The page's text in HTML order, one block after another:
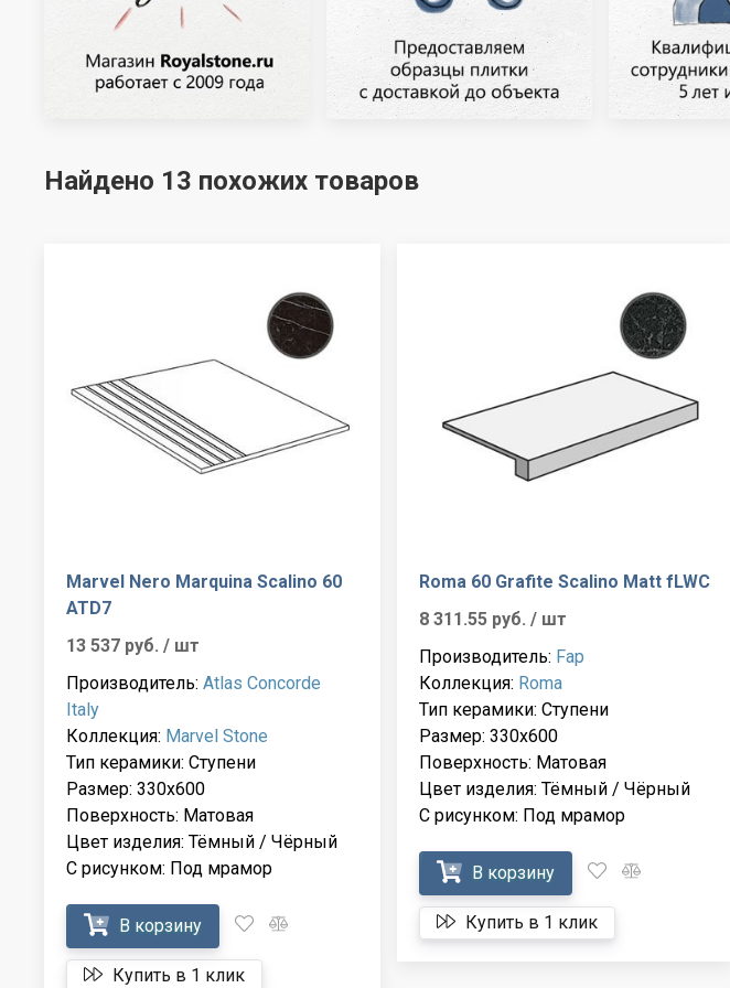
Найдено 13 похожих товаров
Marvel Nero Marquina Scalino 60
ATD7
13 537 руб. / шт
Производитель: Atlas Concorde
Italy
Коллекция: Marvel Stone
Тип керамики: Ступени
Размер: 330x600
Поверхность: Матовая
Цвет изделия: Тёмный / Чёрный
С рисунком: Под мрамор
В корзину
Купить в 1 клик
Roma 60 Grafite Scalino Matt fLWC
8 311.55 руб. / шт
Производитель: Fap
Коллекция: Roma
Тип керамики: Ступени
Размер: 330x600
Поверхность: Матовая
Цвет изделия: Тёмный / Чёрный
С рисунком: Под мрамор
В корзину
Купить в 1 клик